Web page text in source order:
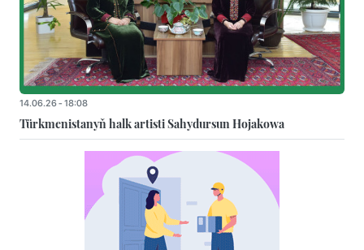
14.06.26 - 18:08
Türkmenistanyň halk artisti Sahydursun Hojakowa